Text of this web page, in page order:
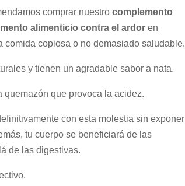
comprar nuestrocomplemento
alimenticio contra el ardor en
copiosa o no demasiado saludable.
y tienen un agradable sabor a nata.
quemazón que provoca la acidez.
con esta molestia sin exponer
tu cuerpo se beneficiará de las
de las digestivas.